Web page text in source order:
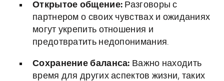
Открытое общение: Разговоры с
партнером о своих чувствах и ожиданиях
могут укрепить отношения и
предотвратить недопонимания.
Сохранение баланса: Важно находить
время для других аспектов жизни, таких